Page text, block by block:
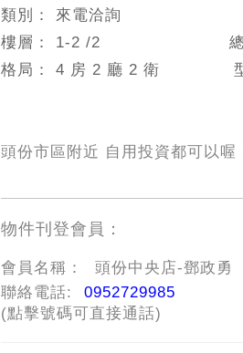
類別： 來電洽詢
樓層： 1-2 /2
格局：4 房 2 廳 2 衛
頭份市區附近 自用投資都可以喔
物件刊登會員：
會員名稱：
頭份中央店-鄧政勇
聯絡電話:
0952729985
(點擊號碼可直接通話)